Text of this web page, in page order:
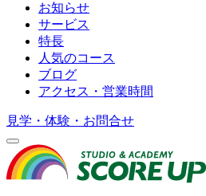
お知らせ
サービス
特長
人気のコース
ブログ
アクセス・営業時間
見学・体験・お問合せ